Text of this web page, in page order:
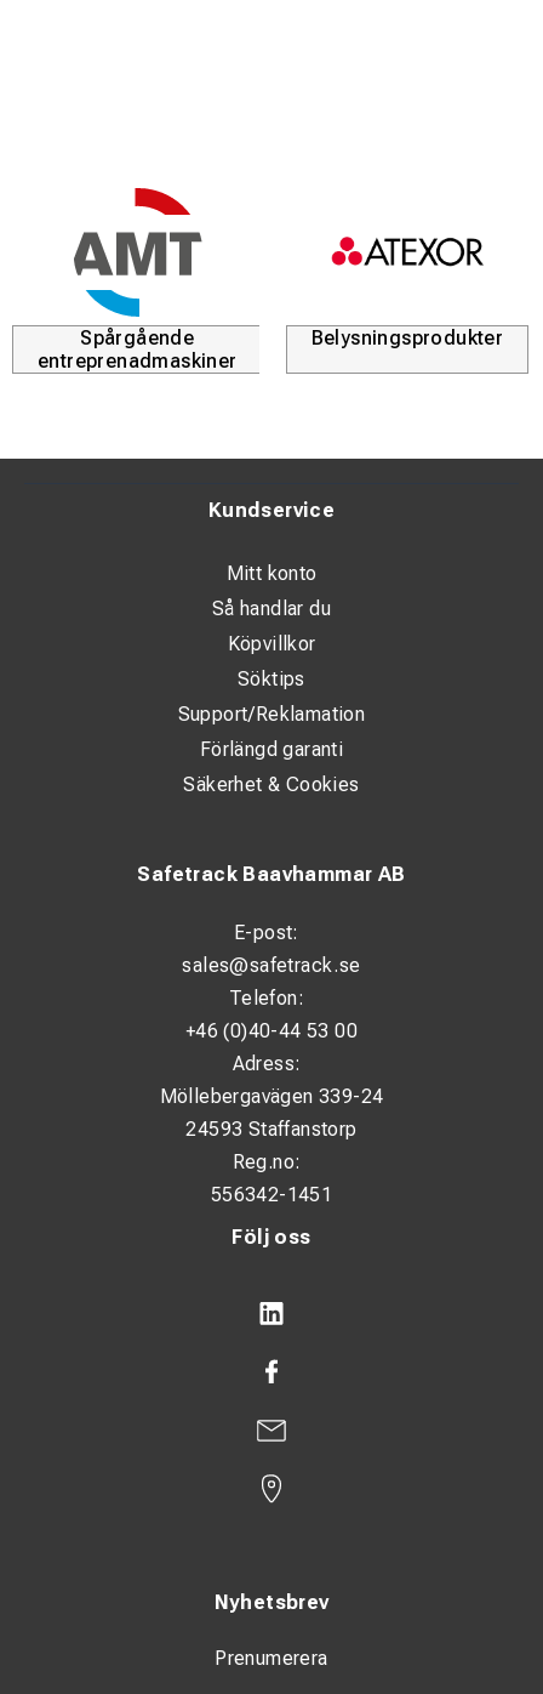
Spårgående
entreprenadmaskiner
Belysningsprodukter
Följ oss
Nyhetsbrev
Prenumerera
Safetrack Baavhammar AB
E-post:
sales@safetrack.se
Telefon:
+46 (0)40-44 53 00
Adress:
Möllebergavägen 339-24
24593 Staffanstorp
Reg.no:
556342-1451
Kundservice
Mitt konto
Så handlar du
Köpvillkor
Söktips
Support/Reklamation
Förlängd garanti
Säkerhet & Cookies